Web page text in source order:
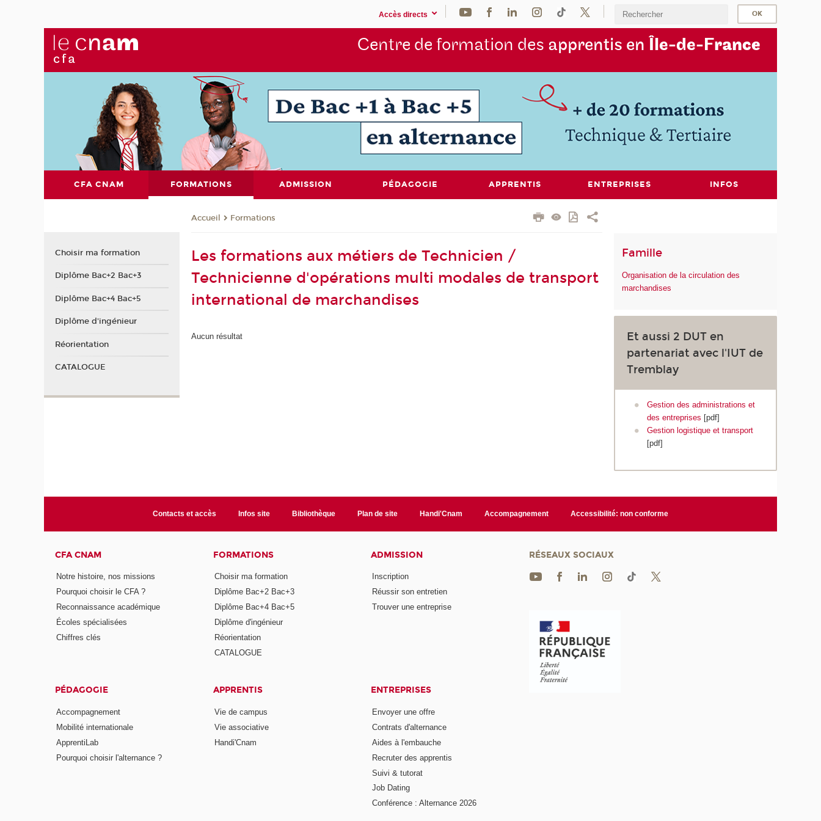
Accès directs
Centre de formation des apprentis en Île-de-France
CFA CNAM FORMATIONS ADMISSION PÉDAGOGIE APPRENTIS ENTREPRISES INFOS
Accueil Formations
Les formations aux métiers de Technicien /
Technicienne d'opérations multi modales de transport
international de marchandises
Aucun résultat
Famille
Organisation de la circulation des
marchandises
Et aussi 2 DUT en
partenariat avec l'IUT de
Tremblay
Gestion des administrations et
des entreprises [pdf]
Gestion logistique et transport
[pdf]
Choisir ma formation
Diplôme Bac+2 Bac+3
Diplôme Bac+4 Bac+5
Diplôme d'ingénieur
Réorientation
CATALOGUE
Contacts et accès Infos site Bibliothèque Plan de site Handi'Cnam Accompagnement Accessibilité: non conforme
CFA CNAM
Notre histoire, nos missions
Pourquoi choisir le CFA ?
Reconnaissance académique
Écoles spécialisées
Chiffres clés
FORMATIONS
Choisir ma formation
Diplôme Bac+2 Bac+3
Diplôme Bac+4 Bac+5
Diplôme d'ingénieur
Réorientation
CATALOGUE
ADMISSION
Inscription
Réussir son entretien
Trouver une entreprise
PÉDAGOGIE
Accompagnement
Mobilité internationale
ApprentiLab
Pourquoi choisir l'alternance ?
APPRENTIS
Vie de campus
Vie associative
Handi'Cnam
ENTREPRISES
Envoyer une offre
Contrats d'alternance
Aides à l'embauche
Recruter des apprentis
Suivi & tutorat
Job Dating
Conférence : Alternance 2026
RÉSEAUX SOCIAUX